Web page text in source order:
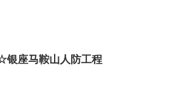
银座马鞍山人防工程